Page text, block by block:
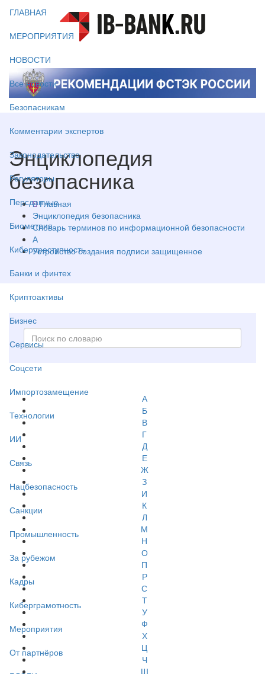
ГЛАВНАЯ
МЕРОПРИЯТИЯ
НОВОСТИ
Все новости
Безопасникам
Комментарии экспертов
Законодательство
Регуляторы
Персданные
Биометрия
Киберпреступность
Банки и финтех
Криптоактивы
Бизнес
Сервисы
Соцсети
Импортозамещение
Технологии
ИИ
Связь
Нацбезопасность
Санкции
Промышленность
За рубежом
Кадры
Киберграмотность
Мероприятия
От партнёров
Энциклопедия
безопасника
Главная
Энциклопедия безопасника
Словарь терминов по информационной безопасности
А
Устройство создания подписи защищенное
А
Б
В
Г
Д
Е
Ж
З
И
К
Л
М
Н
О
П
Р
С
Т
У
Ф
Х
Ц
Ч
Ш